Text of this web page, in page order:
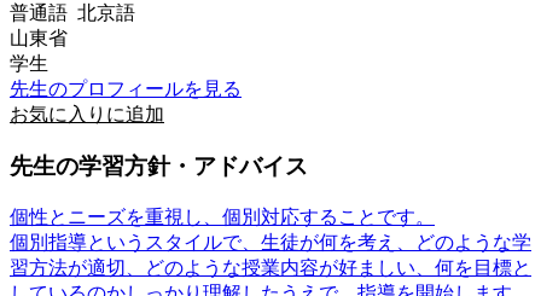
普通語 北京語
山東省
学生
先生のプロフィールを見る
お気に入りに追加
先生の学習方針・アドバイス
個性とニーズを重視し、個別対応することです。
個別指導というスタイルで、生徒が何を考え、どのような学
習方法が適切、どのような授業内容が好ましい、何を目標と